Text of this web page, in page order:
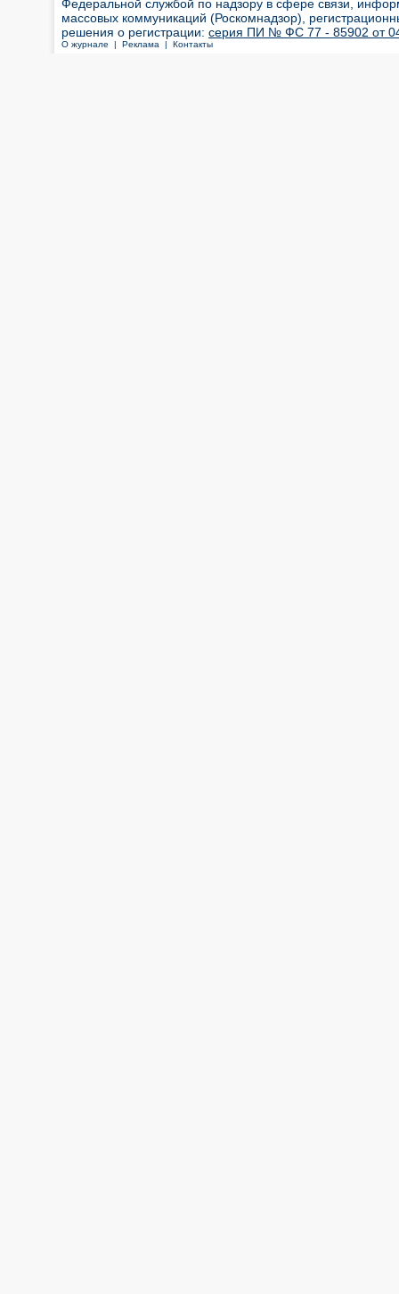
Федеральной службой по надзору в сфере связи,
массовых коммуникаций (Роскомнадзор),
решения о регистрации: серия ПИ № ФС 77 - 85902 от 04
О журнале | Реклама | Контакты